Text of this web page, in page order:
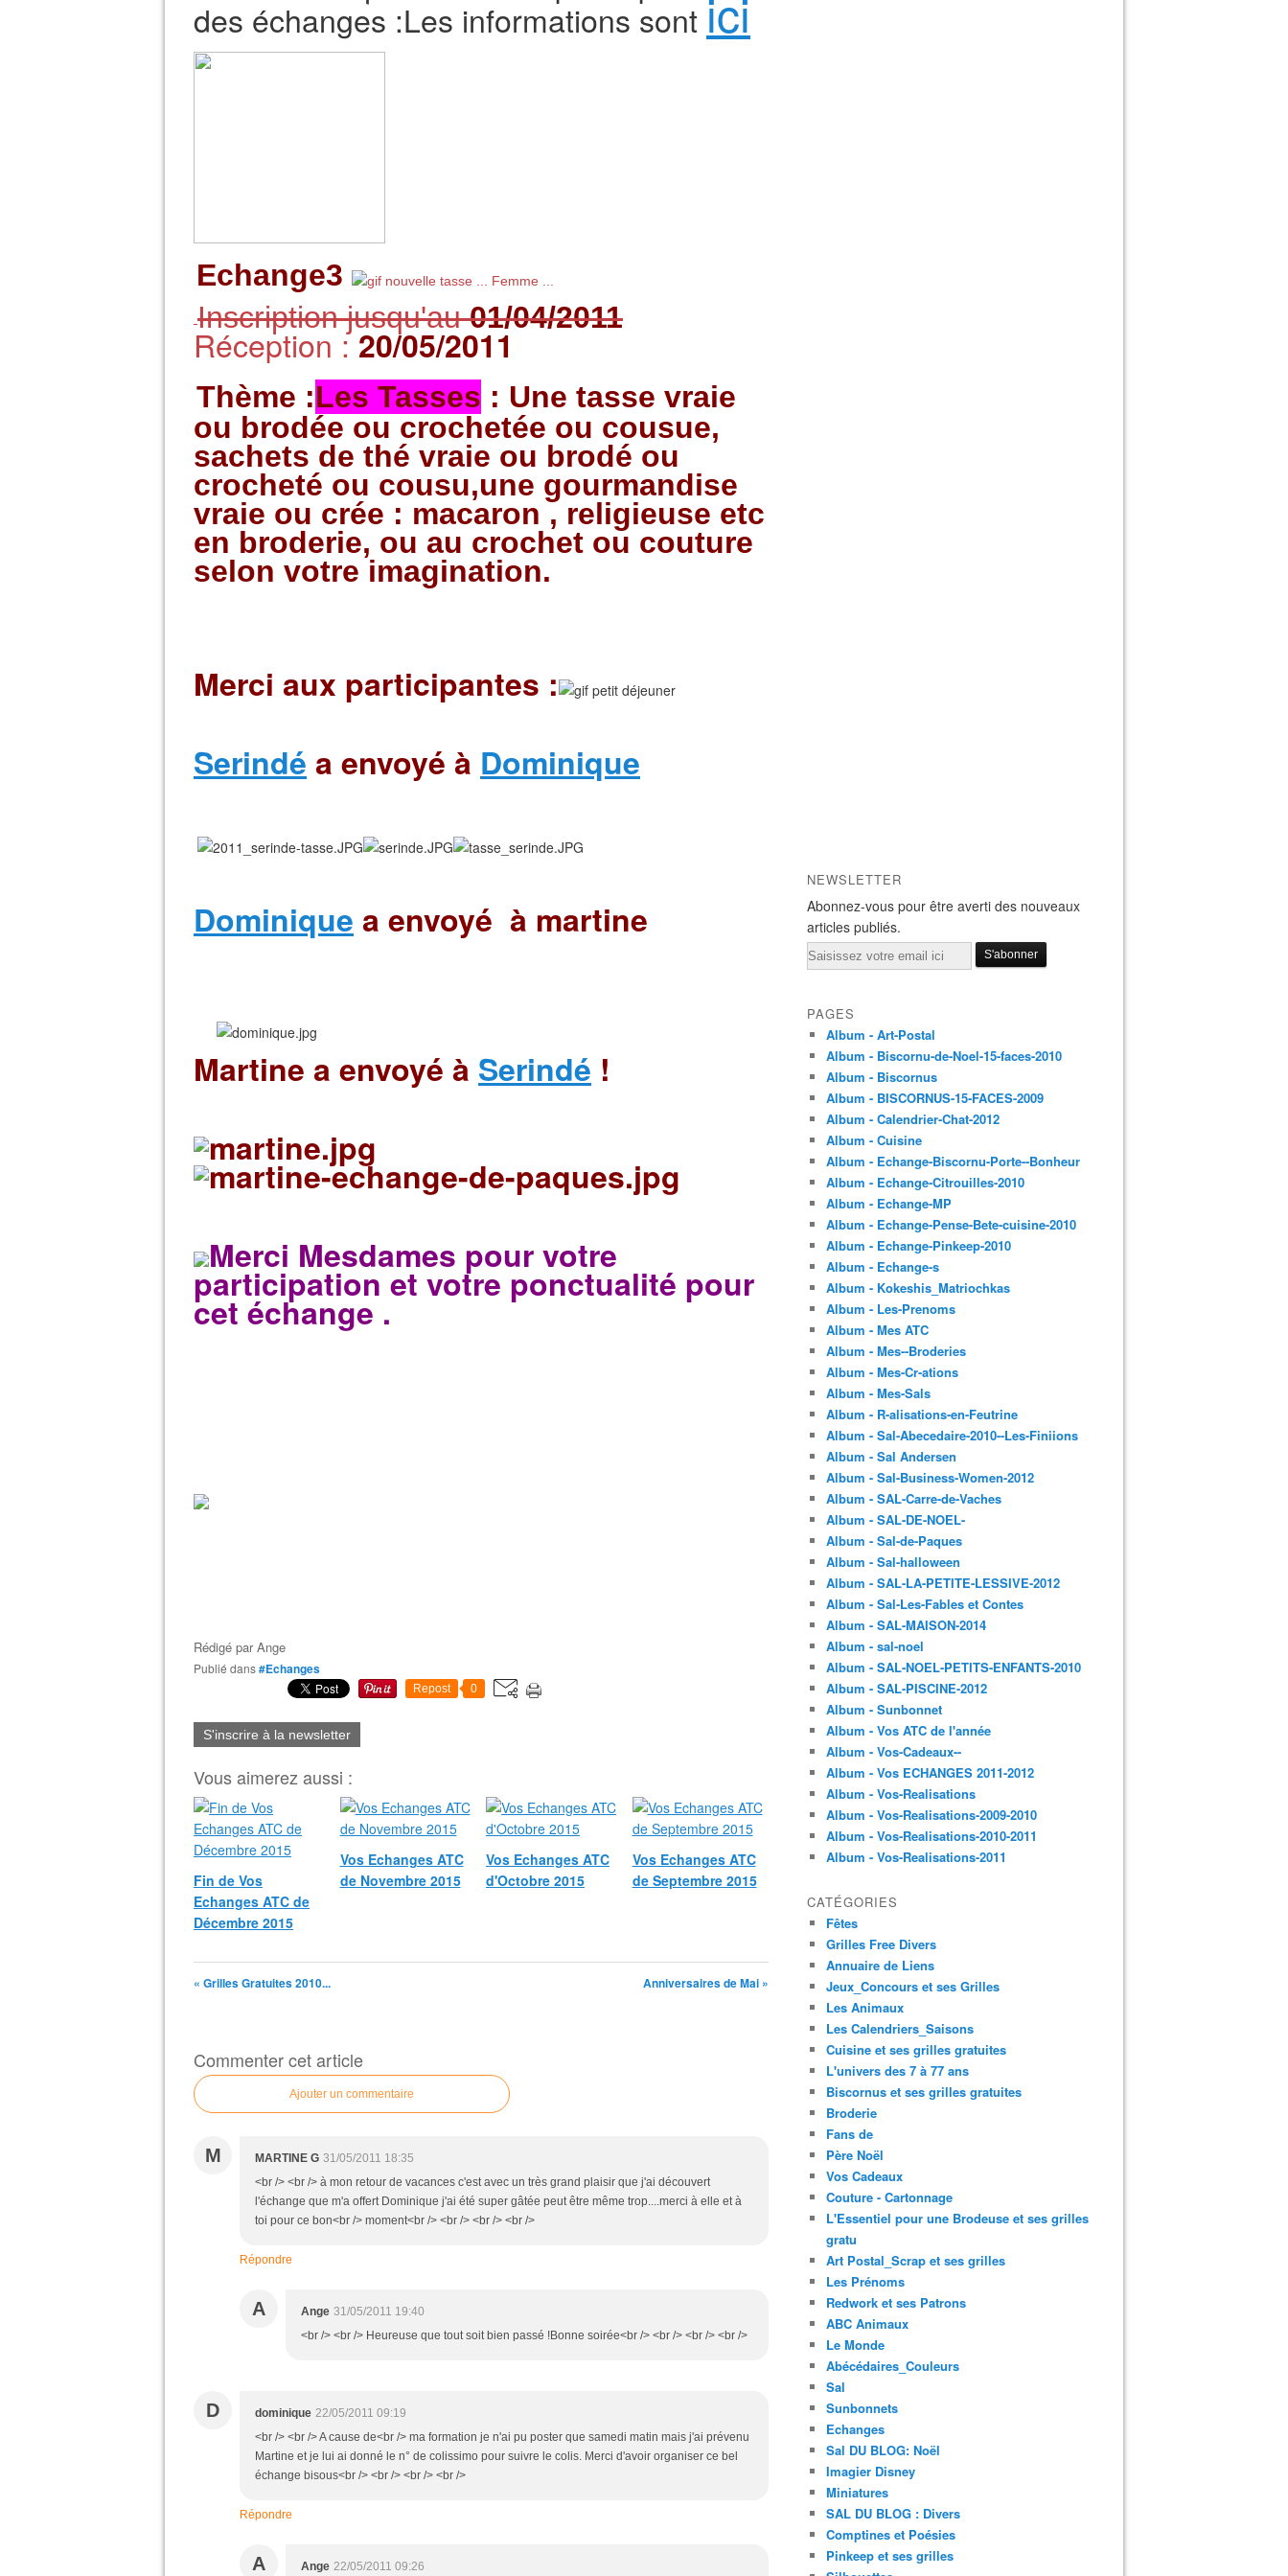
des échanges :Les informations sont
Echange3
Inscription jusqu'au01/04/2011
Réception :20/05/2011
Thème :Les Tasses : Une tasse vraie
ou brodée ou crochetée ou cousue,
sachets de thé vraie ou brodé ou
crocheté ou cousu,une gourmandise
vraie ou crée : macaron , religieuse etc
en broderie, ou au crochet ou couture
selon votre imagination.
Merci aux participantes :
Serindé a envoyé à Dominique
Dominique a envoyé à martine
Martine a envoyé à Serindé !
Merci Mesdames pour votre
participation et votre ponctualité pour
cet échange .
Rédigé parAnge
Publié dans#Echanges
Repost 0
S'inscrire à la newsletter
Vous aimerez aussi :
Fin de Vos
Echanges ATC de
Décembre 2015
Vos Echanges ATC
de Novembre 2015
Vos Echanges ATC
d'Octobre 2015
Vos Echanges ATC
de Septembre 2015
« Grilles Gratuites 2010... Anniversaires de Mai »
Commenter cet article
Ajouter un commentaire
M MARTINE G 31/05/2011 18:35
<br /> <br /> à mon retour de vacances c'est avec un très grand plaisir que j'ai découvert
l'échange que m'a offert Dominique j'ai été super gâtée peut être même trop....merci à elle et à
toi pour ce bon<br /> moment<br /> <br /> <br /> <br />
Répondre
A Ange 31/05/2011 19:40
<br /> <br /> Heureuse que tout soit bien passé !Bonne soirée<br /> <br /> <br /> <br />
D dominique 22/05/2011 09:19
<br /> <br /> A cause de<br /> ma formation je n'ai pu poster que samedi matin mais j'ai prévenu
Martine et je lui ai donné le n° de colissimo pour suivre le colis. Merci d'avoir organiser ce bel
échange bisous<br /> <br /> <br /> <br />
Répondre
A Ange 22/05/2011 09:26
NEWSLETTER
Abonnez-vous pour être averti des nouveaux
articles publiés.
Email
PAGES
Album - Art-Postal
Album - Biscornu-de-Noel-15-faces-2010
Album - Biscornus
Album - BISCORNUS-15-FACES-2009
Album - Calendrier-Chat-2012
Album - Cuisine
Album - Echange-Biscornu-Porte--Bonheur
Album - Echange-Citrouilles-2010
Album - Echange-MP
Album - Echange-Pense-Bete-cuisine-2010
Album - Echange-Pinkeep-2010
Album - Echange-s
Album - Kokeshis_Matriochkas
Album - Les-Prenoms
Album - Mes ATC
Album - Mes--Broderies
Album - Mes-Cr-ations
Album - Mes-Sals
Album - R-alisations-en-Feutrine
Album - Sal-Abecedaire-2010--Les-Finiions
Album - Sal Andersen
Album - Sal-Business-Women-2012
Album - SAL-Carre-de-Vaches
Album - SAL-DE-NOEL-
Album - Sal-de-Paques
Album - Sal-halloween
Album - SAL-LA-PETITE-LESSIVE-2012
Album - Sal-Les-Fables et Contes
Album - SAL-MAISON-2014
Album - sal-noel
Album - SAL-NOEL-PETITS-ENFANTS-2010
Album - SAL-PISCINE-2012
Album - Sunbonnet
Album - Vos ATC de l'année
Album - Vos-Cadeaux--
Album - Vos ECHANGES 2011-2012
Album - Vos-Realisations
Album - Vos-Realisations-2009-2010
Album - Vos-Realisations-2010-2011
Album - Vos-Realisations-2011
CATÉGORIES
Fêtes
Grilles Free Divers
Annuaire de Liens
Jeux_Concours et ses Grilles
Les Animaux
Les Calendriers_Saisons
Cuisine et ses grilles gratuites
L'univers des 7 à 77 ans
Biscornus et ses grilles gratuites
Broderie
Fans de
Père Noël
Vos Cadeaux
Couture - Cartonnage
L'Essentiel pour une Brodeuse et ses grilles
gratu
Art Postal_Scrap et ses grilles
Les Prénoms
Redwork et ses Patrons
ABC Animaux
Le Monde
Abécédaires_Couleurs
Sal
Sunbonnets
Echanges
Sal DU BLOG: Noël
Imagier Disney
Miniatures
SAL DU BLOG : Divers
Comptines et Poésies
Pinkeep et ses grilles